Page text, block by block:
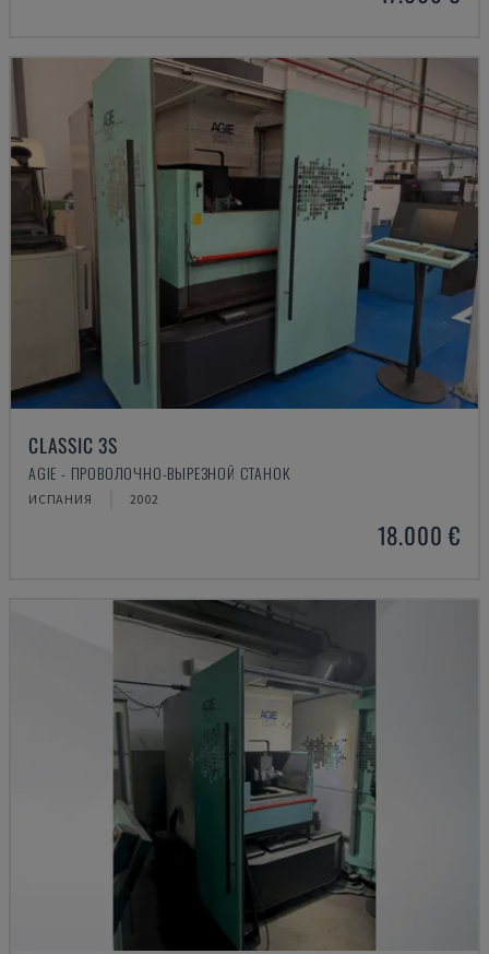
CLASSIC 3S
AGIE - ПРОВОЛОЧНО-ВЫРЕЗНОЙ СТАНОК
ИСПАНИЯ 2002
18.000 €